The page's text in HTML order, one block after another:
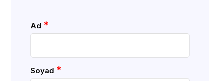
Ad *
Soyad *